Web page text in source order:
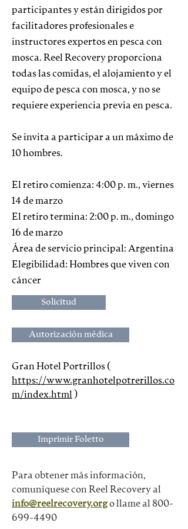
participantes y están dirigidos por
facilitadores profesionales e
instructores expertos en pesca con
mosca. Reel Recovery proporciona
todas las comidas, el alojamiento y el
equipo de pesca con mosca, y no se
requiere experiencia previa en pesca.
Se invita a participar a un máximo de
10 hombres.
El retiro comienza: 4:00 p. m., viernes
14 de marzo
El retiro termina: 2:00 p. m., domingo
16 de marzo
Área de servicio principal: Argentina
Elegibilidad: Hombres que viven con
cáncer
Solicitud
Autorización médica
Gran Hotel Portrillos (
https://www.granhotelpotrerillos.co
m/index.html )
Imprimir Foletto
Para obtener más información,
comuníquese con Reel Recovery al
info@reelrecovery.orgo llame al 800-
699-4490